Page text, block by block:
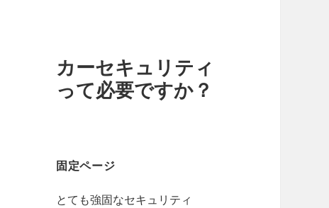
カーセキュリティ
って必要ですか？
固定ページ
とても強固なセキュリティ